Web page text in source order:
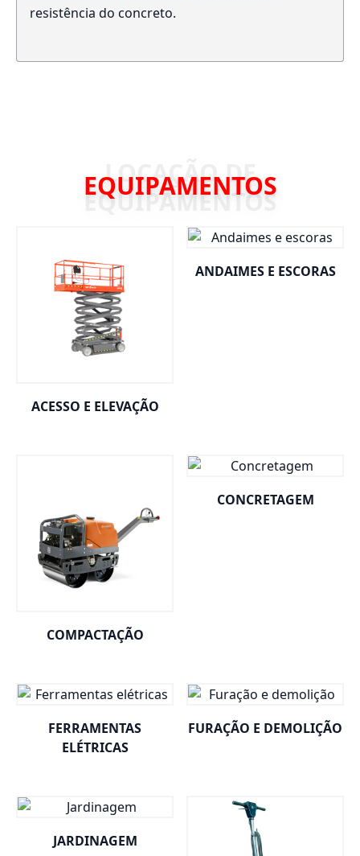
resistência do concreto.
EQUIPAMENTOS
ACESSO E ELEVAÇÃO
ANDAIMES E ESCORAS
COMPACTAÇÃO
CONCRETAGEM
FERRAMENTAS
ELÉTRICAS
FURAÇÃO E DEMOLIÇÃO
JARDINAGEM